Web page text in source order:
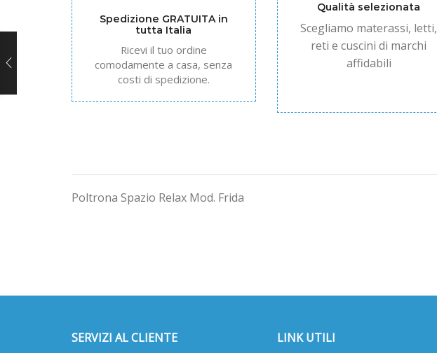
Spedizione GRATUITA in
tutta Italia
Ricevi il tuo ordine
comodamente a casa, senza
costi di spedizione.
Qualità selezionata
Scegliamo materassi, letti,
reti e cuscini di marchi
affidabili
Poltrona Spazio Relax Mod. Frida
SERVIZI AL CLIENTE LINK UTILI